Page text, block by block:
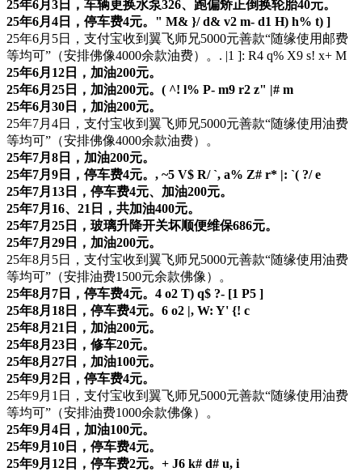
25年6月3日，车辆更换水泵326、跑偏矫正倒换轮胎40元。
25年6月4日，停车费4元。 " M& }/ d& v2 m- d1 H) h% t) ]
25年6月5日，支付宝收到翼飞师兄5000元善款“随缘使用邮费
等均可”（安排佛像4000余款油费）。 . |1 ]: R4 q% X9 s! x+ M
25年6月12日，加油200元。
25年6月25日，加油200元。 ( ^! l% P- m9 r2 z" |# m
25年6月30日，加油200元。
25年7月4日，支付宝收到翼飞师兄5000元善款“随缘使用油费
等均可”（安排佛像4000余款油费）。
25年7月8日，加油200元。
25年7月9日，停车费4元。 , ~5 V$ R/ `, a% Z# r* |: `( ?/ e
25年7月13日，停车费4元、加油200元。
25年7月16、21日，共加油400元。
25年7月25日，玻璃升降开关坏顺便维保686元。
25年7月29日，加油200元。
25年8月5日，支付宝收到翼飞师兄5000元善款“随缘使用油费
等均可”（安排油费1500元余款佛像）。
25年8月7日，停车费4元。 4 o2 T) q$ ?- [1 P5 ]
25年8月18日，停车费4元。 6 o2 |, W: Y' {! c
25年8月21日，加油200元。
25年8月23日，修车20元。
25年8月27日，加油100元。
25年9月2日，停车费4元。
25年9月1日，支付宝收到翼飞师兄5000元善款“随缘使用油费
等均可”（安排油费1000余款佛像）。
25年9月4日，加油100元。
25年9月10日，停车费4元。
25年9月12日，停车费2元。 + J6 k# d# u, i